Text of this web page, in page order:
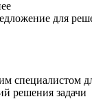
для
специалистом
решения задачи